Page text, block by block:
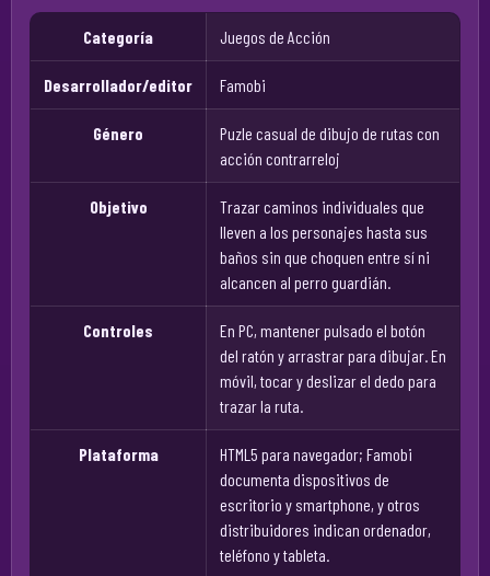
Categoría Juegos de Acción
Desarrollador/editor Famobi
Género
Puzle casual de dibujo de rutas con
acción contrarreloj
Objetivo
Trazar caminos individuales que
lleven a los personajes hasta sus
baños sin que choquen entre sí ni
alcancen al perro guardián.
Controles
En PC, mantener pulsado el botón
del ratón y arrastrar para dibujar. En
móvil, tocar y deslizar el dedo para
trazar la ruta.
Plataforma
HTML5 para navegador; Famobi
documenta dispositivos de
escritorio y smartphone, y otros
distribuidores indican ordenador,
teléfono y tableta.